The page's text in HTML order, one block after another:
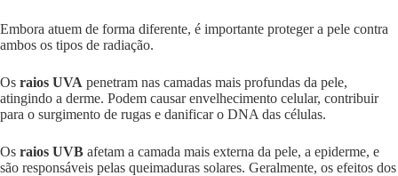
Embora atuem de forma diferente, é importante proteger a pele contra
ambos os tipos de radiação.
Os raios UVA penetram nas camadas mais profundas da pele,
atingindo a derme. Podem causar envelhecimento celular, contribuir
para o surgimento de rugas e danificar o DNA das células.
Os raios UVB afetam a camada mais externa da pele, a epiderme, e
são responsáveis pelas queimaduras solares. Geralmente, os efeitos dos